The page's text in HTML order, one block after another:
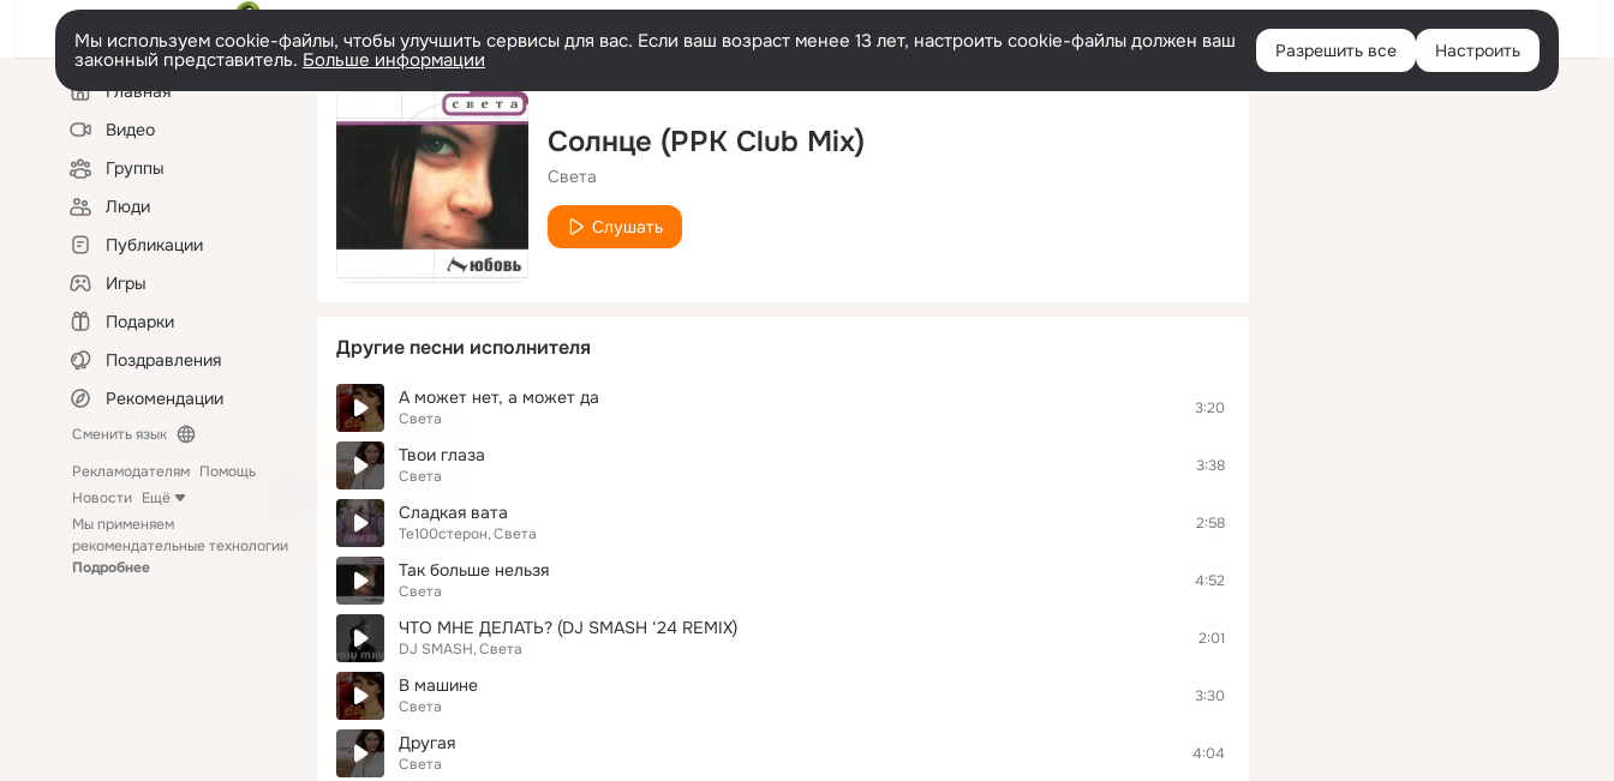
Войти
Мы используем cookie-файлы, чтобы улучшить сервисы для вас. Если ваш возраст менее 13 лет, настроить cookie-файлы должен ваш
законный представитель. Больше информации Разрешить все Настроить
Левая
колонкаГлавная
Видео
Группы
Люди
Публикации
Игры
Подарки
Поздравления
Рекомендации
Сменить язык
Рекламодателям Помощь
Новости Ещё
Мы применяем
рекомендательные технологии
Подробнее
Солнце (PPK Club Mix)
Света
Слушать
Другие песни исполнителя
А может нет, а может да
Света
3:20
Твои глаза
Света
3:38
Сладкая вата
Те100стерон Света
2:58
Так больше нельзя
Света
4:52
ЧТО МНЕ ДЕЛАТЬ? (DJ SMASH ‘24 REMIX)
DJ SMASH Света
2:01
В машине
Света
3:30
Другая
Света
4:04